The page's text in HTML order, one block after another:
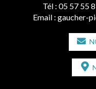
Tél : 05 57 55
Email : gaucher-